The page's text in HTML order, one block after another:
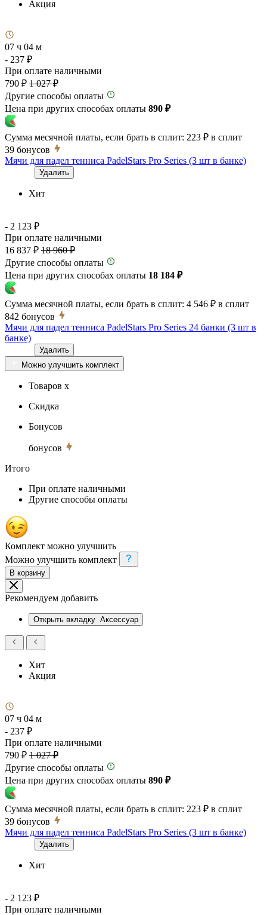
Акция
07 ч 04 м
- 237 ₽
При оплате наличными
790 ₽ 1 027 ₽
Другие способы оплаты
Цена при других способах оплаты 890 ₽
Сумма месячной платы, если брать в сплит: 223 ₽ в сплит
39 бонусов
Мячи для падел тенниса PadelStars Pro Series (3 шт в банке)
Удалить
Хит
- 2 123 ₽
При оплате наличными
16 837 ₽ 18 960 ₽
Другие способы оплаты
Цена при других способах оплаты 18 184 ₽
Сумма месячной платы, если брать в сплит: 4 546 ₽ в сплит
842 бонусов
Мячи для падел тенниса PadelStars Pro Series 24 банки (3 шт в
банке)
Удалить
Можно улучшить комплект
Товаров x
Скидка
Бонусов
бонусов
Итого
При оплате наличными
Другие способы оплаты
Комплект можно улучшить
Можно улучшить комплект
В корзину
Рекомендуем добавить
Открыть вкладку Аксессуар
Хит
Акция
07 ч 04 м
- 237 ₽
При оплате наличными
790 ₽ 1 027 ₽
Другие способы оплаты
Цена при других способах оплаты 890 ₽
Сумма месячной платы, если брать в сплит: 223 ₽ в сплит
39 бонусов
Мячи для падел тенниса PadelStars Pro Series (3 шт в банке)
Удалить
Хит
- 2 123 ₽
При оплате наличными